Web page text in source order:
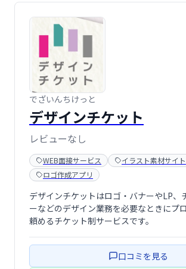
でざいんちけっと
デザインチケット
レビューなし
WEB面接サービス
イラスト素材サイト
ロゴ作成アプリ
デザインチケットはロゴ・バナーやLP、
ーなどのデザイン業務を必要なときにプ
頼めるチケット制サービスです。
口コミを見る